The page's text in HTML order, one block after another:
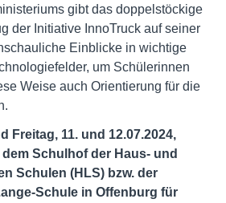
gibt das doppelstöckige
der Initiative InnoTruck auf seiner
Einblicke in wichtige
um Schülerinnen
Weise auch Orientierung für die
Freitag, 11. und 12.07.2024,
Schulhof der Haus- und
Schulen (HLS) bzw. der
Schule in Offenburg für